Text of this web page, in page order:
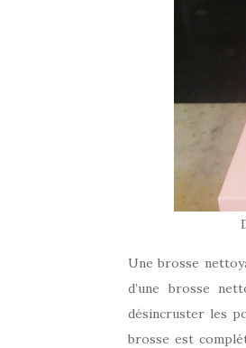
Une brosse
d’une brosse
désincruster les
brosse est